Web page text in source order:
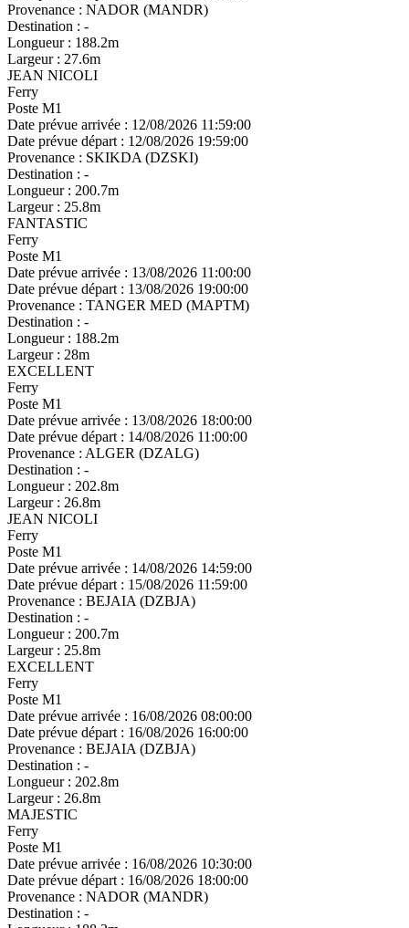
Provenance : NADOR (MANDR)
Destination : -
Longueur : 188.2m
Largeur : 27.6m
JEAN NICOLI
Ferry
Poste M1
Date prévue arrivée : 12/08/2026 11:59:00
Date prévue départ : 12/08/2026 19:59:00
Provenance : SKIKDA (DZSKI)
Destination : -
Longueur : 200.7m
Largeur : 25.8m
FANTASTIC
Ferry
Poste M1
Date prévue arrivée : 13/08/2026 11:00:00
Date prévue départ : 13/08/2026 19:00:00
Provenance : TANGER MED (MAPTM)
Destination : -
Longueur : 188.2m
Largeur : 28m
EXCELLENT
Ferry
Poste M1
Date prévue arrivée : 13/08/2026 18:00:00
Date prévue départ : 14/08/2026 11:00:00
Provenance : ALGER (DZALG)
Destination : -
Longueur : 202.8m
Largeur : 26.8m
JEAN NICOLI
Ferry
Poste M1
Date prévue arrivée : 14/08/2026 14:59:00
Date prévue départ : 15/08/2026 11:59:00
Provenance : BEJAIA (DZBJA)
Destination : -
Longueur : 200.7m
Largeur : 25.8m
EXCELLENT
Ferry
Poste M1
Date prévue arrivée : 16/08/2026 08:00:00
Date prévue départ : 16/08/2026 16:00:00
Provenance : BEJAIA (DZBJA)
Destination : -
Longueur : 202.8m
Largeur : 26.8m
MAJESTIC
Ferry
Poste M1
Date prévue arrivée : 16/08/2026 10:30:00
Date prévue départ : 16/08/2026 18:00:00
Provenance : NADOR (MANDR)
Destination : -